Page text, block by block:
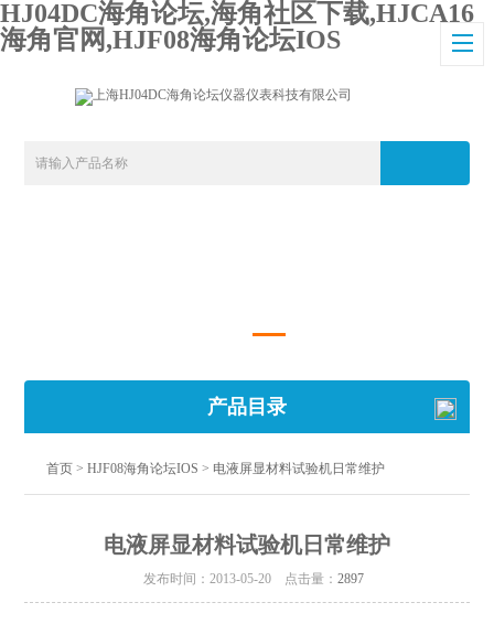
HJ04DC海角论坛,海角社区下载,HJCA16
海角官网,HJF08海角论坛IOS
产品目录
首页 >HJF08海角论坛IOS > 电液屏显材料试验机日常维护
电液屏显材料试验机日常维护
发布时间：2013-05-20 点击量： 2897